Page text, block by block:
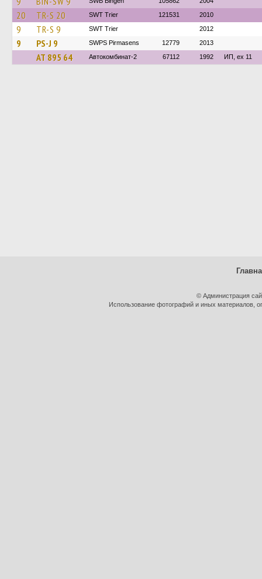
20 TR-S 20 SWT Trier 121531 2010
9 TR-S 9 SWT Trier 2012
9 PS-J 9 SWPS Pirmasens 12779 2013
АТ 895 64 Автокомбинат-2 67112 1992 ИП, ех 11
© Администрация
Использование фотографий и иных материалов,